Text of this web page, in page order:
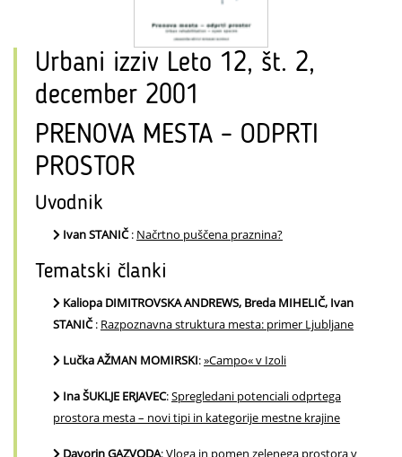
Urbani izziv Leto 12, št. 2,
december 2001
PRENOVA MESTA – ODPRTI
PROSTOR
Uvodnik
Ivan STANIČ: Načrtno puščena praznina?
Tematski članki
Kaliopa DIMITROVSKA ANDREWS, Breda MIHELIČ, Ivan
STANIČ: Razpoznavna struktura mesta: primer Ljubljane
Lučka AŽMAN MOMIRSKI:»Campo« v Izoli
Ina ŠUKLJE ERJAVEC:Spregledani potenciali odprtega
prostora mesta – novi tipi in kategorije mestne krajine
Davorin GAZVODA:Vloga in pomen zelenega prostora v